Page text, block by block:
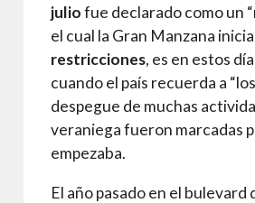
juliofue declarado como un
el cual la Gran Manzana
restricciones, es en estos
cuando el país recuerda a
despegue de muchas
veraniega fueron marcadas
empezaba.
El año pasado en el bulevard